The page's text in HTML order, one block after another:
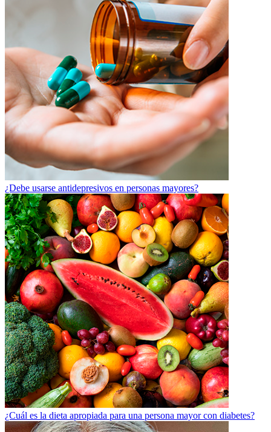
¿Debe usarse antidepresivos en personas mayores?
¿Cuál es la dieta apropiada para una persona mayor con diabetes?